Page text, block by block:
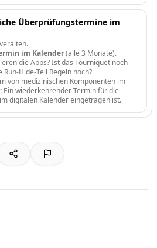
Überprüfungstermine im
im Kalender(alle 3 Monate).
die Apps? Ist das Tourniquet noch
Run-Hide-Tell Regeln noch?
von medizinischen Komponenten im
Ein wiederkehrender Termin für die
digitalen Kalender eingetragen ist.